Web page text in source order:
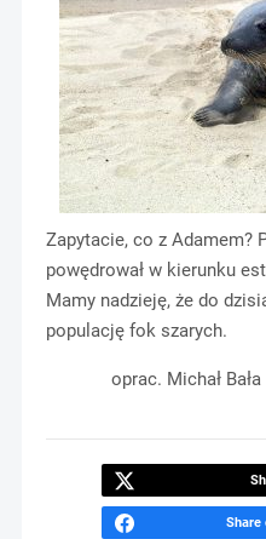
Zapytacie, co z Adamem?
powędrował w kierunku
Mamy nadzieję, że do
populację fok szarych.
oprac. Michał
Share